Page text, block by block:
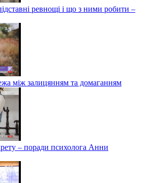
ревнощі і що з ними робити –
між залицянням та домаганням
– поради психолога Анни